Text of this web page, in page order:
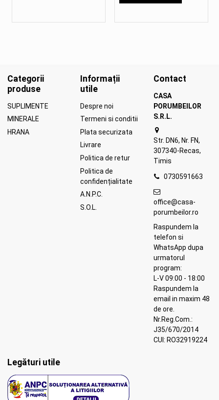
Categorii
produse
SUPLIMENTE
MINERALE
HRANA
Informații
utile
Despre noi
Termeni si conditii
Plata securizata
Livrare
Politica de retur
Politica de
confidențialitate
A.N.P.C.
S.O.L.
Contact
CASA
PORUMBEILOR
S.R.L.
Str. DN6, Nr. FN,
307340-Recas,
Timis
0730591663
office@casa-
porumbeilor.ro
Raspundem la
telefon si
WhatsApp dupa
urmatorul
program:
L-V 09:00 - 18:00
Raspundem la
email in maxim 48
de ore.
Nr.Reg.Com.:
J35/670/2014
CUI: RO32919224
Legături utile